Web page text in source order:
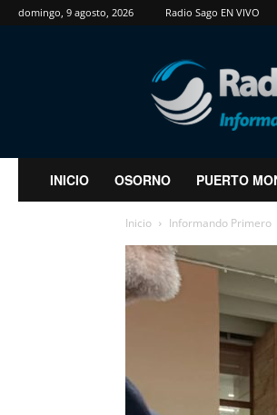
domingo, 9 agosto, 2026 Radio Sago EN VIVO
RadioSago
INICIO OSORNO PUERTO
Inicio Informando Primero